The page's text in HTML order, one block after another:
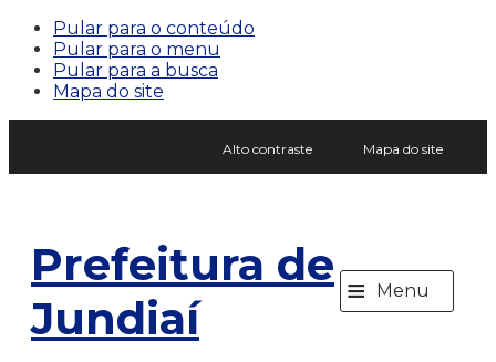
Pular para o conteúdo
Pular para o menu
Pular para a busca
Mapa do site
Alto contraste Mapa do site
Prefeitura de
Jundiaí
≡ Menu